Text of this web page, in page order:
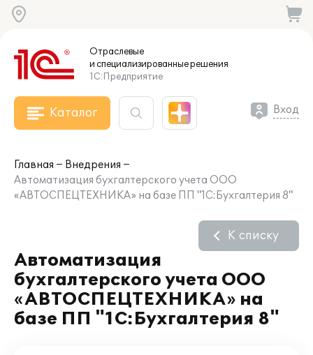
Отраслевые
и специализированныерешения
1С:Предприятие
Каталог Вход
Главная
Внедрения
Автоматизация бухгалтерского учета ООО
«АВТОСПЕЦТЕХНИКА» на базе ПП "1С:Бухгалтерия 8"
Автоматизация
бухгалтерского учета ООО
«АВТОСПЕЦТЕХНИКА» на
базе ПП "1С:Бухгалтерия 8"
К списку